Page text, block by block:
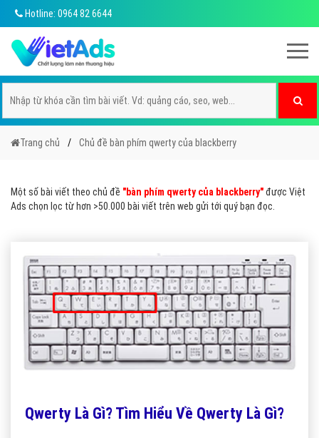
Hotline: 0964 82 6644
Trang chủ Chủ đề bàn phím qwerty của blackberry
Một số bài viết theo chủ đề "bàn phím qwerty của blackberry"được Việt
Ads chọn lọc từ hơn >50.000 bài viết trên web gửi tới quý bạn đọc.
Qwerty Là Gì? Tìm Hiểu Về Qwerty Là Gì?